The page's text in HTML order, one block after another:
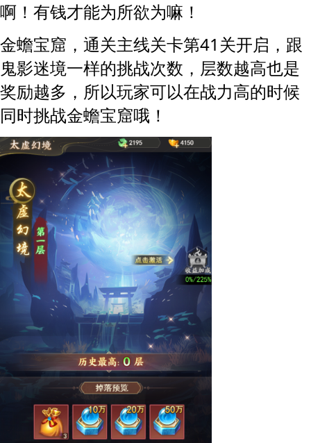
啊！有钱才能为所欲为嘛！
金蟾宝窟，通关主线关卡第41关开启，跟
鬼影迷境一样的挑战次数，层数越高也是
奖励越多，所以玩家可以在战力高的时候
同时挑战金蟾宝窟哦！